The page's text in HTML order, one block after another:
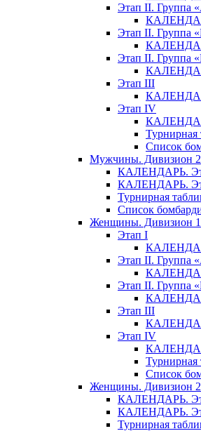
Этап II. Группа
Этап II. Группа
Этап II. Группа
Этап III
Этап IV
Турнирная
Список
Мужчины. Дивизион 2
КАЛЕНДАРЬ.
КАЛЕНДАРЬ.
Турнирная
Список
Женщины. Дивизион 1
Этап I
Этап II. Группа
Этап II. Группа
Этап III
Этап IV
Турнирная
Список
Женщины. Дивизион 2
КАЛЕНДАРЬ.
КАЛЕНДАРЬ.
Турнирная